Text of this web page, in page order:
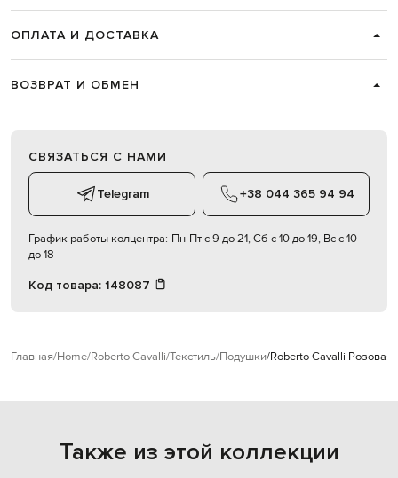
ОПЛАТА И ДОСТАВКА
ВОЗВРАТ И ОБМЕН
СВЯЗАТЬСЯ С НАМИ
Telegram +38 044 365 94 94
График работы колцентра: Пн-Пт с 9 до 21, Сб с 10 до 19, Вс с 10
до 18
Код товара: 148087
Главная Home Roberto Cavalli Текстиль Подушки Roberto Cavalli Розовая
Также из этой коллекции